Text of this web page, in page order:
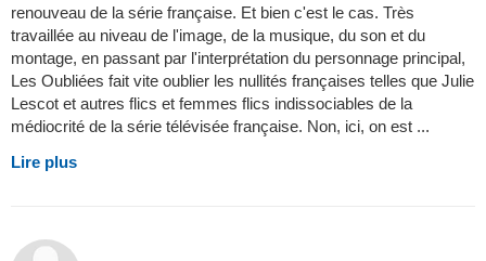
renouveau de la série française. Et bien c'est le cas. Très
travaillée au niveau de l'image, de la musique, du son et du
montage, en passant par l'interprétation du personnage principal,
Les Oubliées fait vite oublier les nullités françaises telles que Julie
Lescot et autres flics et femmes flics indissociables de la
médiocrité de la série télévisée française. Non, ici, on est ...
Lire plus